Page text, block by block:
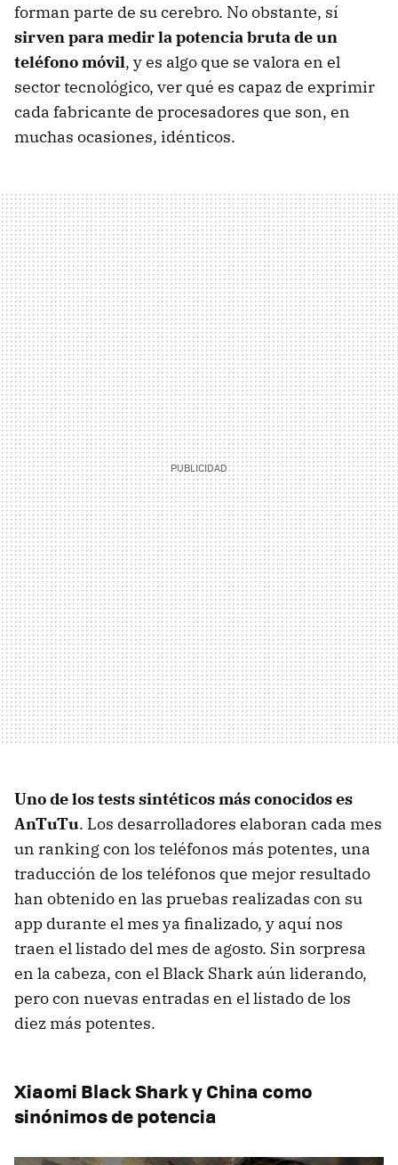
forman parte de su cerebro. No obstante, sí
sirven para medir la potencia bruta de un
teléfono móvil, y es algo que se valora en el
sector tecnológico, ver qué es capaz de exprimir
cada fabricante de procesadores que son, en
muchas ocasiones, idénticos.
Uno de los tests sintéticos más conocidos es
AnTuTu. Los desarrolladores elaboran cada mes
un ranking con los teléfonos más potentes, una
traducción de los teléfonos que mejor resultado
han obtenido en las pruebas realizadas con su
app durante el mes ya finalizado, y aquí nos
traen el listado del mes de agosto. Sin sorpresa
en la cabeza, con el Black Shark aún liderando,
pero con nuevas entradas en el listado de los
diez más potentes.
Xiaomi Black Shark y China como
sinónimos de potencia